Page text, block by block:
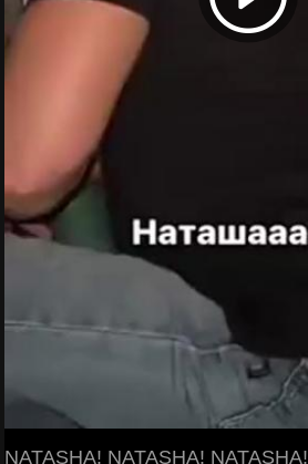
NATASHA! NATASHA! NATASHA!